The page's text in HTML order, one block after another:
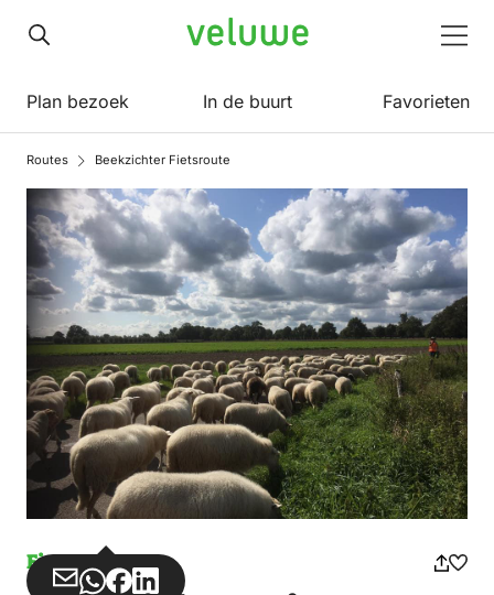
Veluwe
Plan bezoek In de buurt Favorieten
Routes Beekzichter Fietsroute
Fietsen
DeelDeelDeelDeel